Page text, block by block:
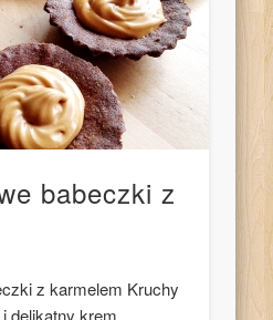
babeczki z
z karmelem Kruchy
delikatny krem